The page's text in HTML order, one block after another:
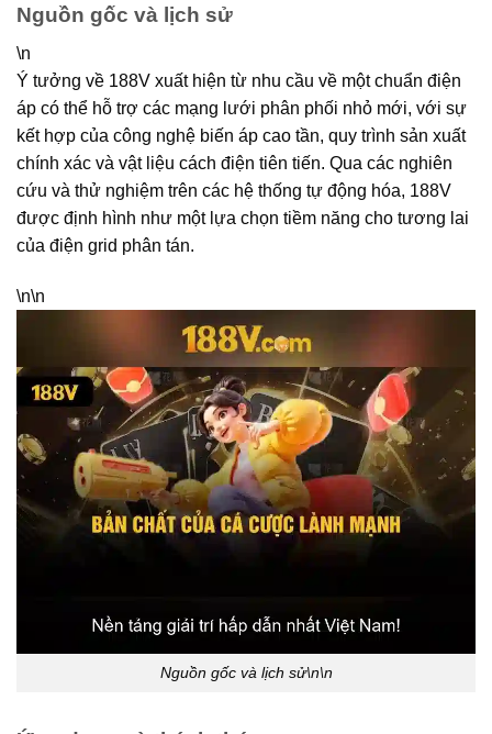
Nguồn gốc và lịch sử
\n
Ý tưởng về 188V xuất hiện từ nhu cầu về một chuẩn điện
áp có thể hỗ trợ các mạng lưới phân phối nhỏ mới, với sự
kết hợp của công nghệ biến áp cao tần, quy trình sản xuất
chính xác và vật liệu cách điện tiên tiến. Qua các nghiên
cứu và thử nghiệm trên các hệ thống tự động hóa, 188V
được định hình như một lựa chọn tiềm năng cho tương lai
của điện grid phân tán.
\n\n
Nguồn gốc và lịch sử\n\n